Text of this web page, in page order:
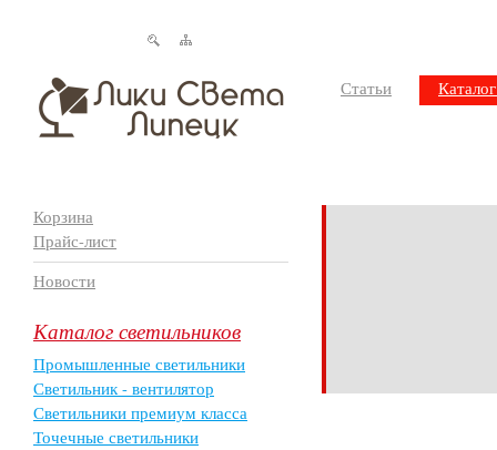
Статьи
Корзина
Прайс-лист
Новости
Каталог светильников
Промышленные светильники
Светильник - вентилятор
Светильники премиум класса
Точечные светильники